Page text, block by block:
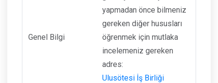
Genel Bilgi
yapmadan önce bilmeniz
gereken diğer hususları
öğrenmek için mutlaka
incelemeniz gereken
adres:
Ulusötesi İş Birliği